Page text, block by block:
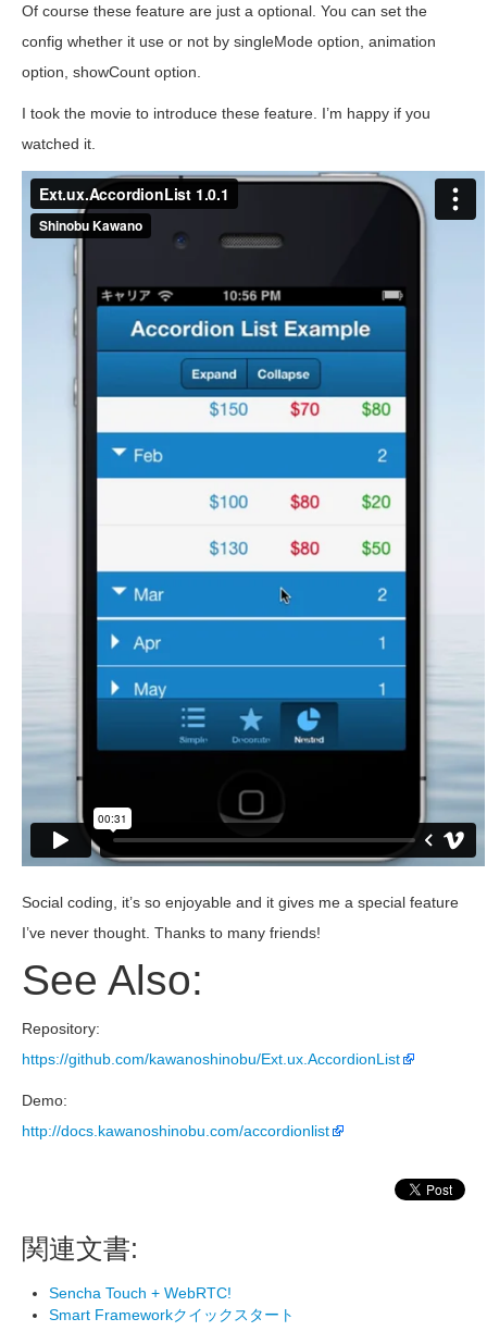
Of course these feature are just a optional. You can set the
config whether it use or not by singleMode option, animation
option, showCount option.
I took the movie to introduce these feature. I’m happy if you
watched it.
Social coding, it’s so enjoyable and it gives me a special feature
I’ve never thought. Thanks to many friends!
See Also:
Repository:
https://github.com/kawanoshinobu/Ext.ux.AccordionList
Demo:
http://docs.kawanoshinobu.com/accordionlist
関連文書:
Sencha Touch + WebRTC!
Smart Frameworkクイックスタート